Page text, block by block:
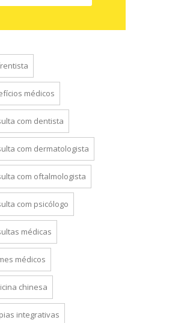
médicos
com dentista
com dermatologista
com oftalmologista
com psicólogo
médicas
médicos
chinesa
integrativas